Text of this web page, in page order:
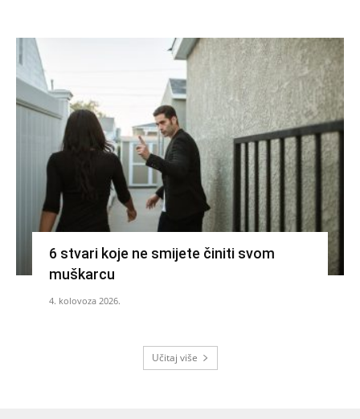
6 stvari koje ne smijete činiti svom
muškarcu
4. kolovoza 2026.
Učitaj više